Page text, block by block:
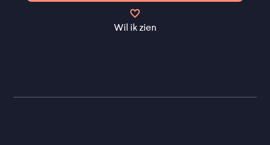
Wil ik zien